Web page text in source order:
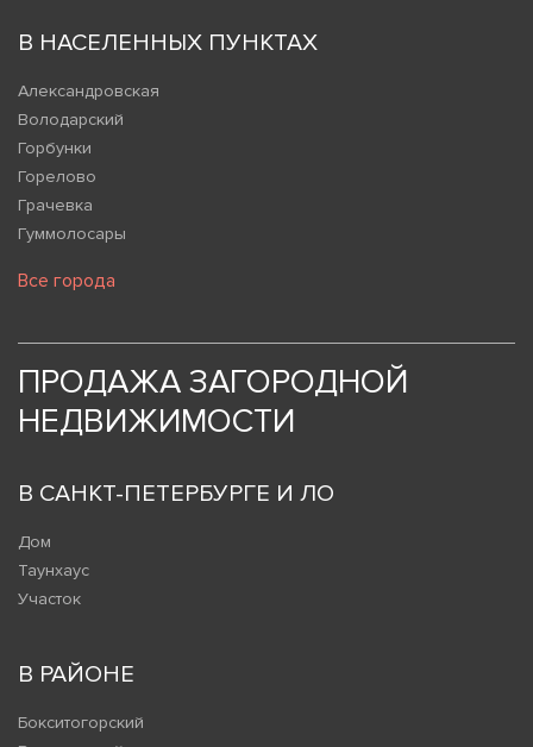
В НАСЕЛЕННЫХ ПУНКТАХ
Александровская
Володарский
Горбунки
Горелово
Грачевка
Гуммолосары
Все города
ПРОДАЖА ЗАГОРОДНОЙ
НЕДВИЖИМОСТИ
В САНКТ-ПЕТЕРБУРГЕ И ЛО
Дом
Таунхаус
Участок
В РАЙОНЕ
Бокситогорский